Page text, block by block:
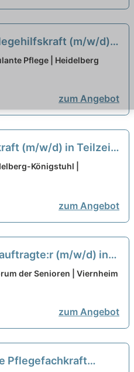
(m/w/d)
90%) - Kommen Sie
Pflege | Heidelberg
zum Angebot
(m/w/d) in Teilzeit
Teil unseres Teams!
Königstuhl |
zum Angebot
(m/w/d) in
- Werde Teil unseres
der Senioren | Viernheim
zum Angebot
Pflegefachkraft